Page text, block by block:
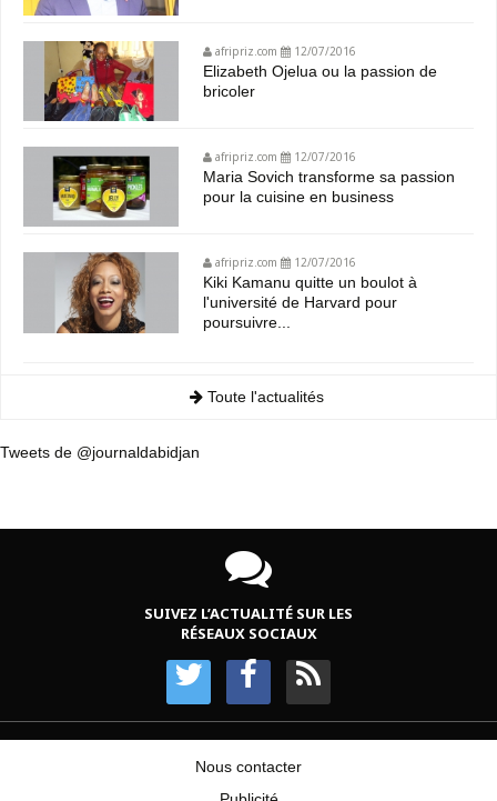
afripriz.com 12/07/2016
Elizabeth Ojelua ou la passion de
bricoler
afripriz.com 12/07/2016
Maria Sovich transforme sa passion
pour la cuisine en business
afripriz.com 12/07/2016
Kiki Kamanu quitte un boulot à
l'université de Harvard pour
poursuivre...
Toute l'actualités
Tweets de @journaldabidjan
SUIVEZ L’ACTUALITÉ SUR LES
RÉSEAUX SOCIAUX
Nous contacter